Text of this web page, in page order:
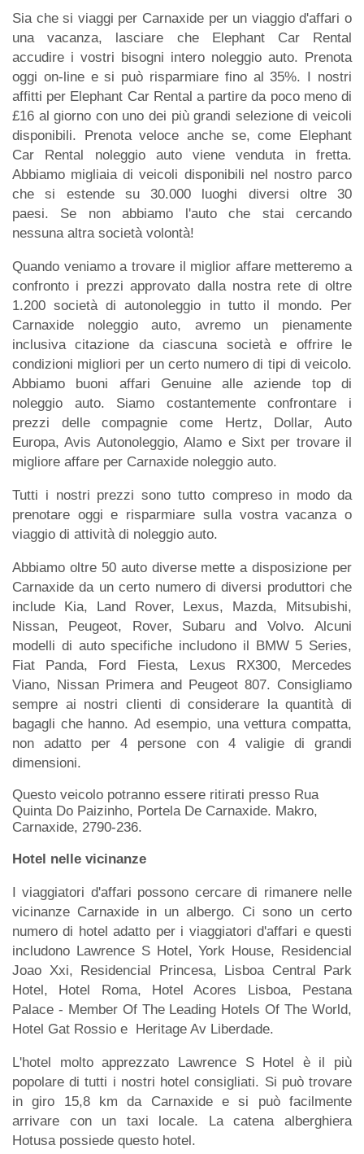
Sia che si viaggi per Carnaxide per un viaggio d'affari o
una vacanza, lasciare che Elephant Car Rental
accudire i vostri bisogni intero noleggio auto. Prenota
oggi on-line e si può risparmiare fino al 35%. I nostri
affitti per Elephant Car Rental a partire da poco meno di
£16 al giorno con uno dei più grandi selezione di veicoli
disponibili. Prenota veloce anche se, come Elephant
Car Rental noleggio auto viene venduta in fretta.
Abbiamo migliaia di veicoli disponibili nel nostro parco
che si estende su 30.000 luoghi diversi oltre 30
paesi. Se non abbiamo l'auto che stai cercando
nessuna altra società volontà!
Quando veniamo a trovare il miglior affare metteremo a
confronto i prezzi approvato dalla nostra rete di oltre
1.200 società di autonoleggio in tutto il mondo. Per
Carnaxide noleggio auto, avremo un pienamente
inclusiva citazione da ciascuna società e offrire le
condizioni migliori per un certo numero di tipi di veicolo.
Abbiamo buoni affari Genuine alle aziende top di
noleggio auto. Siamo costantemente confrontare i
prezzi delle compagnie come Hertz, Dollar, Auto
Europa, Avis Autonoleggio, Alamo e Sixt per trovare il
migliore affare per Carnaxide noleggio auto.
Tutti i nostri prezzi sono tutto compreso in modo da
prenotare oggi e risparmiare sulla vostra vacanza o
viaggio di attività di noleggio auto.
Abbiamo oltre 50 auto diverse mette a disposizione per
Carnaxide da un certo numero di diversi produttori che
include Kia, Land Rover, Lexus, Mazda, Mitsubishi,
Nissan, Peugeot, Rover, Subaru and Volvo. Alcuni
modelli di auto specifiche includono il BMW 5 Series,
Fiat Panda, Ford Fiesta, Lexus RX300, Mercedes
Viano, Nissan Primera and Peugeot 807. Consigliamo
sempre ai nostri clienti di considerare la quantità di
bagagli che hanno. Ad esempio, una vettura compatta,
non adatto per 4 persone con 4 valigie di grandi
dimensioni.
Questo veicolo potranno essere ritirati presso Rua
Quinta Do Paizinho, Portela De Carnaxide. Makro,
Carnaxide, 2790-236.
Hotel nelle vicinanze
I viaggiatori d'affari possono cercare di rimanere nelle
vicinanze Carnaxide in un albergo. Ci sono un certo
numero di hotel adatto per i viaggiatori d'affari e questi
includono Lawrence S Hotel, York House, Residencial
Joao Xxi, Residencial Princesa, Lisboa Central Park
Hotel, Hotel Roma, Hotel Acores Lisboa, Pestana
Palace - Member Of The Leading Hotels Of The World,
Hotel Gat Rossio e Heritage Av Liberdade.
L'hotel molto apprezzato Lawrence S Hotel è il più
popolare di tutti i nostri hotel consigliati. Si può trovare
in giro 15,8 km da Carnaxide e si può facilmente
arrivare con un taxi locale. La catena alberghiera
Hotusa possiede questo hotel.